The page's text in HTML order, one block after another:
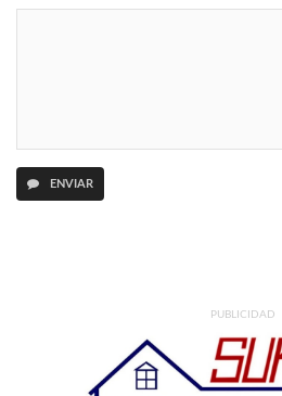
ENVIAR
PUBLICIDAD